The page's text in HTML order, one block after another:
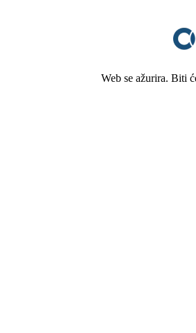
Web se ažurira. Biti